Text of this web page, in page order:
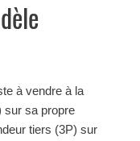
à vendre à la
sur sa propre
tiers (3P) sur